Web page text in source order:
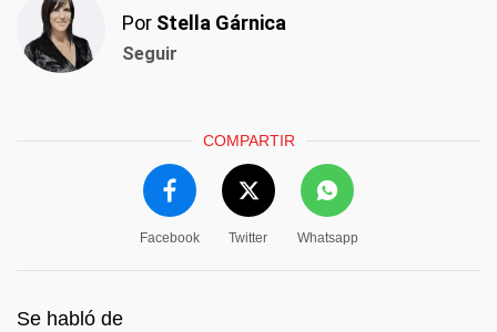
Por Stella Gárnica
Seguir
COMPARTIR
Facebook Twitter Whatsapp
Se habló de